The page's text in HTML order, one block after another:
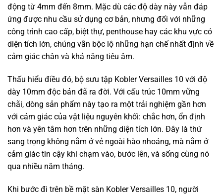
động từ 4mm đến 8mm. Mặc dù các độ dày này vẫn đáp
ứng được nhu cầu sử dụng cơ bản, nhưng đối với những
công trình cao cấp, biệt thự, penthouse hay các khu vực có
diện tích lớn, chúng vẫn bộc lộ những hạn chế nhất định về
cảm giác chân và khả năng tiêu âm.
Thấu hiểu điều đó, bộ sưu tập Kobler Versailles 10 với độ
dày 10mm độc bản đã ra đời. Với cấu trúc 10mm vững
chãi, dòng sản phẩm này tạo ra một trải nghiệm gần hơn
với cảm giác của vật liệu nguyên khối: chắc hơn, ổn định
hơn và yên tâm hơn trên những diện tích lớn. Đây là thứ
sang trọng không nằm ở vẻ ngoài hào nhoáng, mà nằm ở
cảm giác tin cậy khi chạm vào, bước lên, và sống cùng nó
qua nhiều năm tháng.
Khi bước đi trên bề mặt sàn Kobler Versailles 10, người